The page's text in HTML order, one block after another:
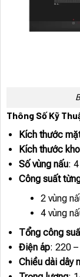
Thông Số Kỹ
Kích thước
Kích thước
Số vùng nấu: 4
Công suất
2 vùng
4 vùng
Tổng công
Điện áp: 220
Chiều dài dây